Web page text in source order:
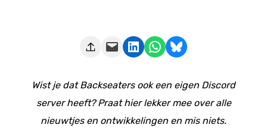
Deze pagina e-mailen Delen op LinkedIn Delen via WhatsApp Share on Bluesky
Wist je dat Backseaters ook een eigen Discord
server heeft? Praat hier lekker mee over alle
nieuwtjes en ontwikkelingen en mis niets.